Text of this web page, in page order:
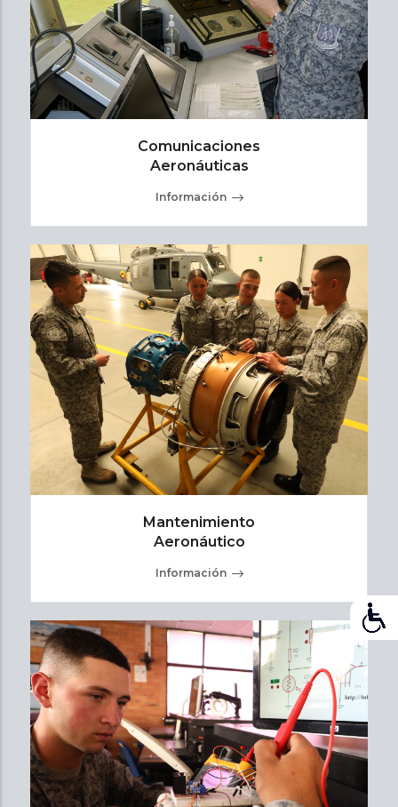
Comunicaciones
Aeronáuticas
Información
Mantenimiento
Aeronáutico
Información